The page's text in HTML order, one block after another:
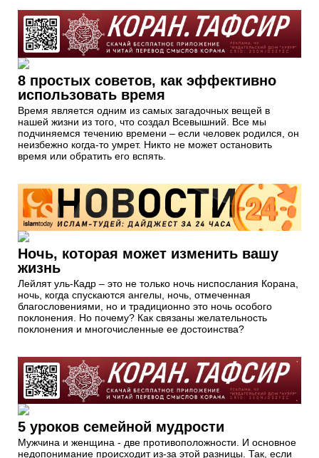
8 простых советов, как эффективно
использовать время
Время является одним из самых загадочных вещей в
нашей жизни из того, что создал Всевышний. Все мы
подчиняемся течению времени – если человек родился, он
неизбежно когда-то умрет. Никто не может остановить
время или обратить его вспять.
Ночь, которая может изменить вашу
жизнь
Лейлят уль-Кадр – это не только ночь ниспослания Корана,
ночь, когда спускаются ангелы, ночь, отмеченная
благословениями, но и традиционно это ночь особого
поклонения. Но почему? Как связаны желательность
поклонения и многочисленные ее достоинства?
5 уроков семейной мудрости
Мужчина и женщина - две противоположности. И основное
недопонимание происходит из-за этой разницы. Так, если